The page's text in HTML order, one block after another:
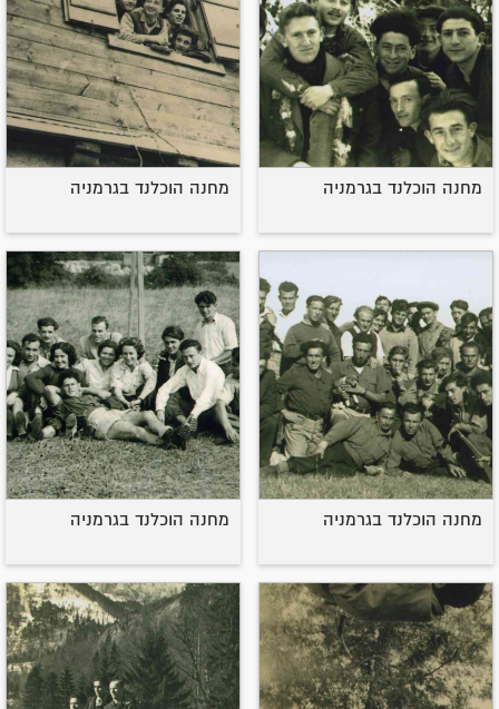
מחנה הוכלנד בגרמניה מחנה הוכלנד בגרמניה
מחנה הוכלנד בגרמניה מחנה הוכלנד בגרמניה